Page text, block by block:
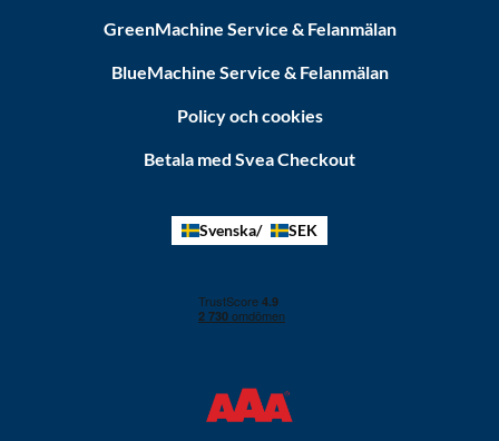
GreenMachine Service & Felanmälan
BlueMachine Service & Felanmälan
Policy och cookies
Betala med Svea Checkout
Svenska SEK